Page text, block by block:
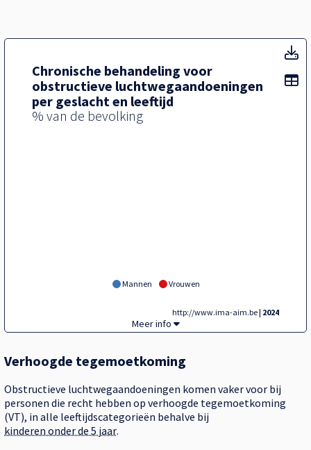
Chronische behandeling voor
obstructieve luchtwegaandoeningen
per geslacht en leeftijd
% van de bevolking
Mannen Vrouwen
http://www.ima-aim.be| 2024
Tegel,
Meer info
Verhoogde tegemoetkoming
Obstructieve luchtwegaandoeningen komen vaker voor bij
personen die recht hebben op verhoogde tegemoetkoming
(VT), in alle leeftijdscategorieën behalve bij
kinderen onder de 5 jaar.